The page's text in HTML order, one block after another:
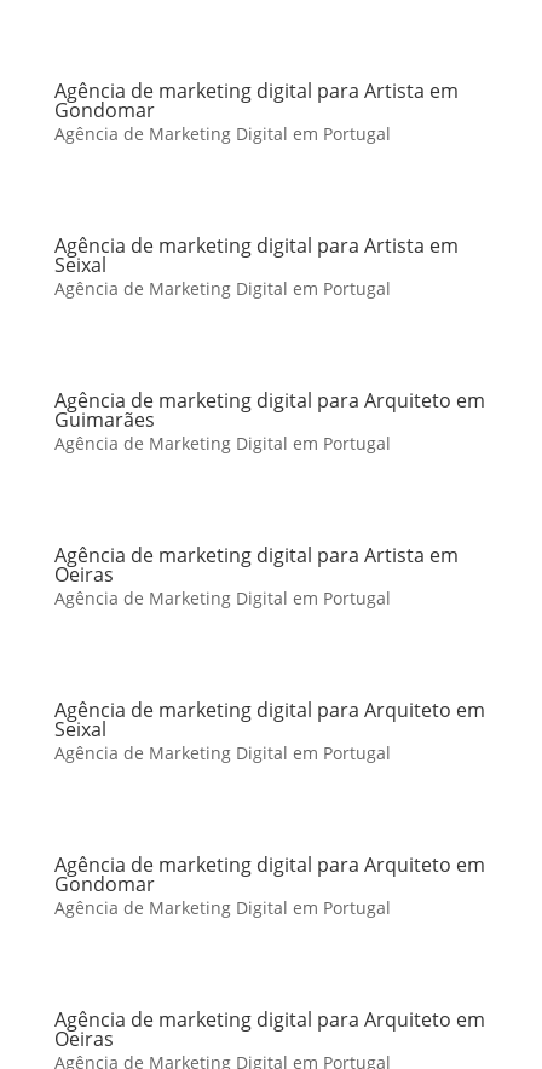
Agência de marketing digital para Artista em
Gondomar
Agência de Marketing Digital em Portugal
Agência de marketing digital para Artista em
Seixal
Agência de Marketing Digital em Portugal
Agência de marketing digital para Arquiteto em
Guimarães
Agência de Marketing Digital em Portugal
Agência de marketing digital para Artista em
Oeiras
Agência de Marketing Digital em Portugal
Agência de marketing digital para Arquiteto em
Seixal
Agência de Marketing Digital em Portugal
Agência de marketing digital para Arquiteto em
Gondomar
Agência de Marketing Digital em Portugal
Agência de marketing digital para Arquiteto em
Oeiras
Agência de Marketing Digital em Portugal